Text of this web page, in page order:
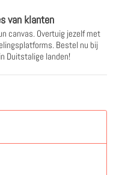
van klanten
canvas. Overtuig jezelf met
Bestel nu bij
Duitstalige landen!